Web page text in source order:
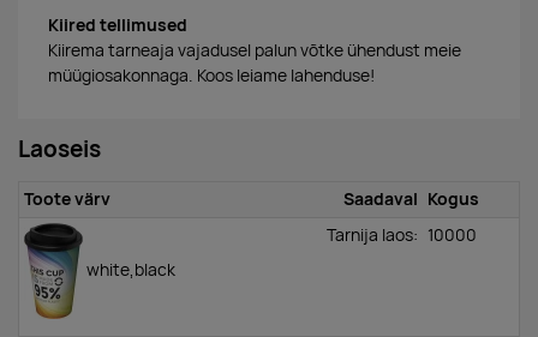
Kiired tellimused
Kiirema tarneaja vajadusel palun võtke ühendust meie
müügiosakonnaga. Koos leiame lahenduse!
Laoseis
Toote värv Saadaval Kogus
white,black
Tarnija laos: 10000